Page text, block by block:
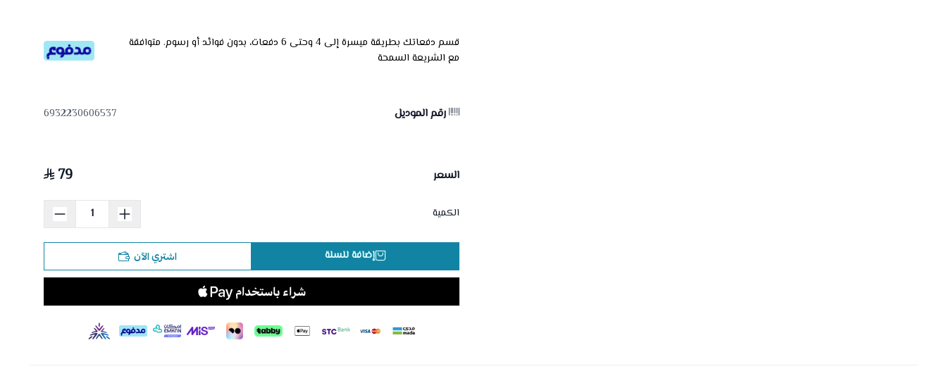
قسم دفعاتك بطريقة ميسرة إلى 4 وحتى 6 دفعات، بدون فوائد أو رسوم. متوافقة
مع الشريعة السمحة
رقم الموديل 6932230606537
السعر 79
الكمية
إضافة للسلة اشتري الآن